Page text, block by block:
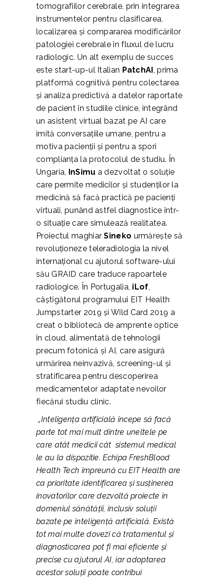
tomografiilor cerebrale, prin integrarea
instrumentelor pentru clasificarea,
localizarea și compararea modificărilor
patologiei cerebrale în fluxul de lucru
radiologic. Un alt exemplu de succes
este start-up-ul Italian PatchAI , prima
platformă cognitivă pentru colectarea
și analiza predictivă a datelor raportate
de pacient în studiile clinice, integrând
un asistent virtual bazat pe AI care
imită conversațiile umane, pentru a
motiva pacienții și pentru a spori
complianța la protocolul de studiu. În
Ungaria, InSimu a dezvoltat o soluție
care permite medicilor și studenților la
medicină să facă practică pe pacienți
virtuali, punând astfel diagnostice într-
o situație care simulează realitatea.
Proiectul maghiarSineko urmărește să
revoluționeze teleradiologia la nivel
internațional cu ajutorul software-ului
său GRAID care traduce rapoartele
radiologice. În Portugalia, iLof
câștigătorul programului EIT Health
Jumpstarter 2019 și Wild Card 2019 a
creat o bibliotecă de amprente optice
în cloud, alimentată de tehnologii
precum fotonică și AI, care asigură
urmărirea neinvazivă, screening-ul și
stratificarea pentru descoperirea
medicamentelor adaptate nevoilor
fiecărui studiu clinic.
„Inteligența artificială începe să facă
parte tot mai mult dintre uneltele pe
care atât medicii cât sistemul medical
le au la dispozitie. Echipa FreshBlood
Health Tech împreună cu EIT Health are
ca prioritate identificarea și susținerea
inovatorilor care dezvoltă proiecte în
domeniul sănătății, inclusiv soluții
bazate pe inteligență artificială. Există
tot mai multe dovezi că tratamentul și
diagnosticarea pot fi mai eficiente și
precise cu ajutorul AI, iar adoptarea
acestor soluții poate contribui